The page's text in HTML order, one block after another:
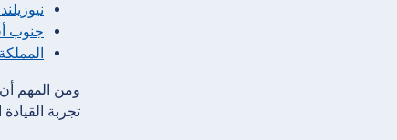
جنوب
ومن المهم
تجربة